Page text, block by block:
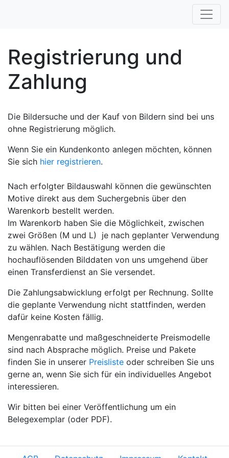
Registrierung und
Zahlung
Die Bildersuche und der Kauf von Bildern sind bei uns
ohne Registrierung möglich.
Wenn Sie ein Kundenkonto anlegen möchten, können
Sie sich hier registrieren.
Nach erfolgter Bildauswahl können die gewünschten
Motive direkt aus dem Suchergebnis über den
Warenkorb bestellt werden.
Im Warenkorb haben Sie die Möglichkeit, zwischen
zwei Größen (M und L) je nach geplanter Verwendung
zu wählen. Nach Bestätigung werden die
hochauflösenden Bilddaten von uns umgehend über
einen Transferdienst an Sie versendet.
Die Zahlungsabwicklung erfolgt per Rechnung. Sollte
die geplante Verwendung nicht stattfinden, werden
dafür keine Kosten fällig.
Mengenrabatte und maßgeschneiderte Preismodelle
sind nach Absprache möglich. Preise und Pakete
finden Sie in unserer Preisliste oder schreiben Sie uns
gerne an, wenn Sie sich für ein individuelles Angebot
interessieren.
Wir bitten bei einer Veröffentlichung um ein
Belegexemplar (oder PDF).